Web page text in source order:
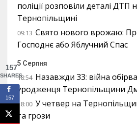
поліції розповіли деталі ДТП
Тернопільщині
09:13 Свято нового врожаю:
Господнє або Яблучний Спас
5 Серпня
18:54 Назавжди 33: війна
уродженця Тернопільщини
18:00 У четвер на
та грози
157
SHARES
157